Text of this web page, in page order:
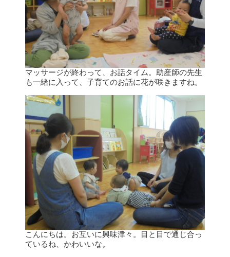
マッサージが終わって、お話タイム。助産師の先生
も一緒に入って、子育てのお話に花が咲きますね。
こんにちは。お互いに興味津々。目と目で通じ合っ
ているね、かわいいな。